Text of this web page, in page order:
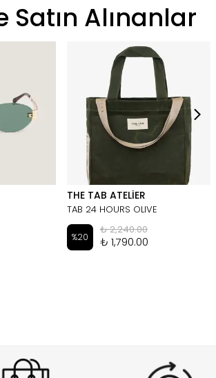
Satın Alınanlar
THE TAB ATELİER
TAB 24 HOURS OLIVE
%20
₺ 2,240.00
₺ 1,790.00